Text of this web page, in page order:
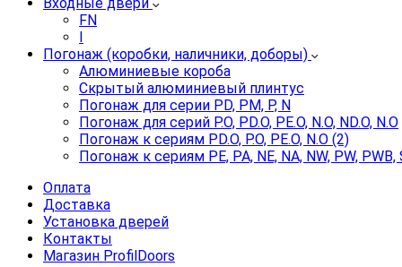
FN
I
Погонаж (коробки, наличники, доборы)
Алюминиевые короба
Скрытый алюминиевый плинтус
Погонаж для серии PD, PM, P, N
Погонаж для серий P.O, PD.O, PE.O, N.O, ND.O, N.O
Погонаж к сериям PD.O, P.O, PE.O, N.O (2)
Погонаж к сериям PE, PA, NE, NA, NW, PW, PWB,
Оплата
Доставка
Установка дверей
Контакты
Магазин ProfilDoors